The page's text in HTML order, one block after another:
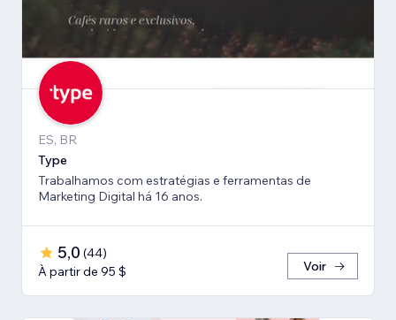
ES, BR
Type
Trabalhamos com estratégias e ferramentas de
Marketing Digital há 16 anos.
5,0 (44)
À partir de 95 $
Voir